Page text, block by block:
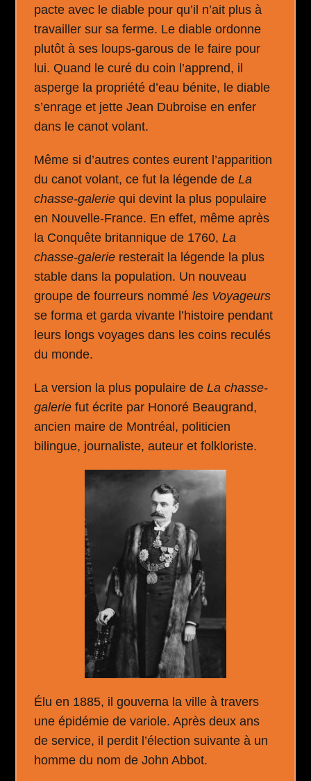
pacte avec le diable pour qu’il n’ait plus à
travailler sur sa ferme. Le diable ordonne
plutôt à ses loups-garous de le faire pour
lui. Quand le curé du coin l’apprend, il
asperge la propriété d’eau bénite, le diable
s’enrage et jette Jean Dubroise en enfer
dans le canot volant.
Même si d’autres contes eurent l’apparition
du canot volant, ce fut la légende deLa
chasse-galerie qui devint la plus populaire
en Nouvelle-France. En effet, même après
la Conquête britannique de 1760,La
chasse-galerie resterait la légende la plus
stable dans la population. Un nouveau
groupe de fourreurs nommé les Voyageurs
se forma et garda vivante l’histoire pendant
leurs longs voyages dans les coins reculés
du monde.
La version la plus populaire deLa chasse-
galerie fut écrite par Honoré Beaugrand,
ancien maire de Montréal, politicien
bilingue, journaliste, auteur et folkloriste.
Élu en 1885, il gouverna la ville à travers
une épidémie de variole. Après deux ans
de service, il perdit l’élection suivante à un
homme du nom de John Abbot.